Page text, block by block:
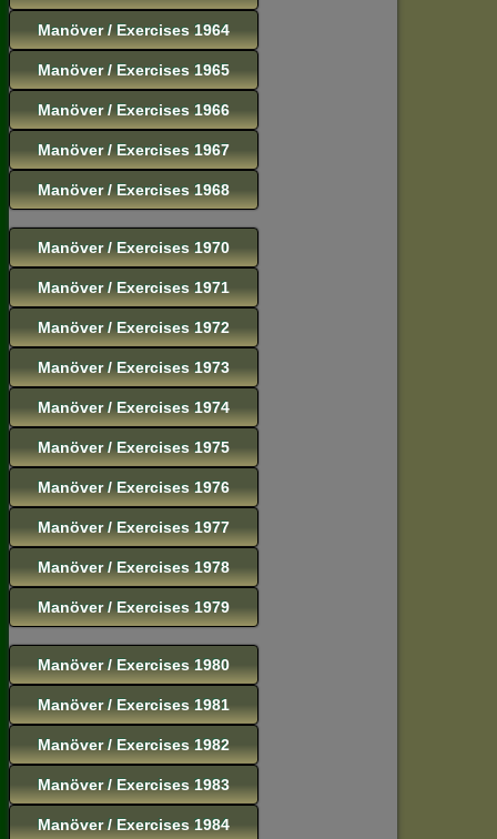
Manöver / Exercises 1964
Manöver / Exercises 1965
Manöver / Exercises 1966
Manöver / Exercises 1967
Manöver / Exercises 1968
Manöver / Exercises 1970
Manöver / Exercises 1971
Manöver / Exercises 1972
Manöver / Exercises 1973
Manöver / Exercises 1974
Manöver / Exercises 1975
Manöver / Exercises 1976
Manöver / Exercises 1977
Manöver / Exercises 1978
Manöver / Exercises 1979
Manöver / Exercises 1980
Manöver / Exercises 1981
Manöver / Exercises 1982
Manöver / Exercises 1983
Manöver / Exercises 1984